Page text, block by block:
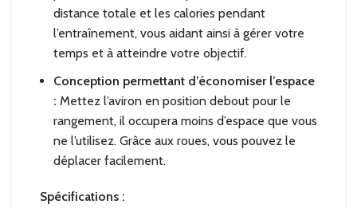
distance totale et les calories pendant
l’entraînement, vous aidant ainsi à gérer votre
temps et à atteindre votre objectif.
Conception permettant d’économiser l’espace
: Mettez l’aviron en position debout pour le
rangement, il occupera moins d’espace que vous
ne l’utilisez. Grâce aux roues, vous pouvez le
déplacer facilement.
Spécifications :